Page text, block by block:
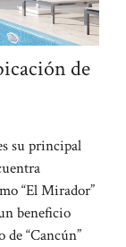
de
su principal
“El Mirador”
beneficio
de “Cancún”